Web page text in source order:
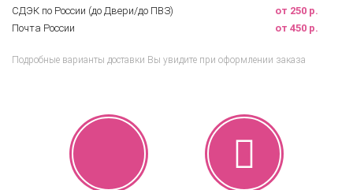
СДЭК по России (до Двери/до ПВЗ)
от 250 р.
Почта России
от 450 р.
Подробные варианты доставки Вы увидите при оформлении заказа